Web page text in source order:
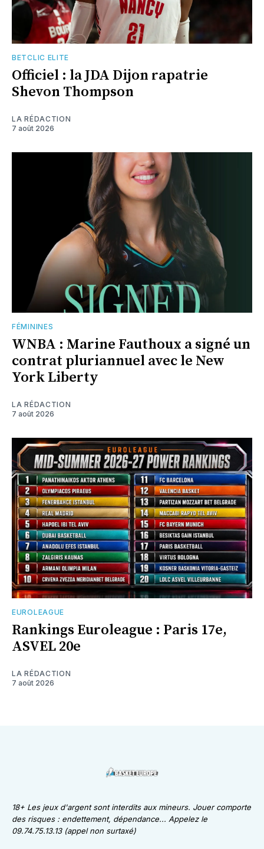
BETCLIC ELITE
Officiel : la JDA Dijon rapatrie
Shevon Thompson
LA RÉDACTION
7 août 2026
FÉMININES
WNBA : Marine Fauthoux a signé un
contrat pluriannuel avec le New
York Liberty
LA RÉDACTION
7 août 2026
EUROLEAGUE
Rankings Euroleague : Paris 17e,
ASVEL 20e
LA RÉDACTION
7 août 2026
18+ Les jeux d'argent sont interdits aux mineurs. Jouer comporte
des risques : endettement, dépendance... Appelez le
09.74.75.13.13 (appel non surtaxé)